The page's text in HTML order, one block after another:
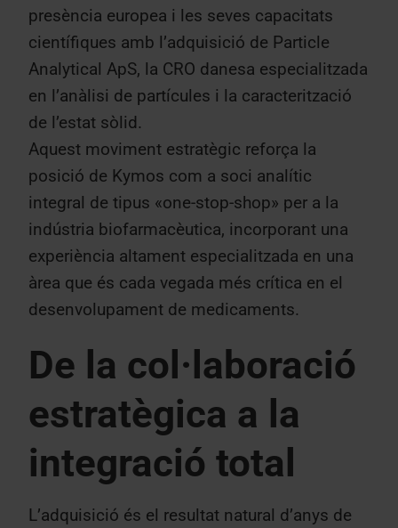
presència europea i les seves capacitats
científiques amb l’adquisició de Particle
Analytical ApS, la CRO danesa especialitzada
en l’anàlisi de partícules i la caracterització
de l’estat sòlid.
Aquest moviment estratègic reforça la
posició de Kymos com a soci analític
integral de tipus «one-stop-shop» per a la
indústria biofarmacèutica, incorporant una
experiència altament especialitzada en una
àrea que és cada vegada més crítica en el
desenvolupament de medicaments.
De la col·laboració
estratègica a la
integració total
L’adquisició és el resultat natural d’anys de